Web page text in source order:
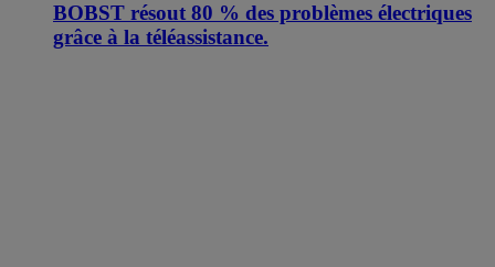
BOBST résout 80 % des problèmes électriques
grâce à la téléassistance.